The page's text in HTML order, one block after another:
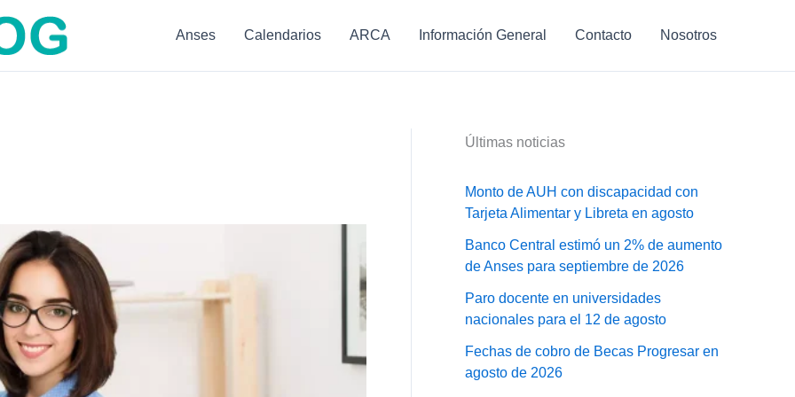
Anses Calendarios ARCA Información General Contacto Nosotros
Últimas noticias
Monto de AUH con discapacidad con
Tarjeta Alimentar y Libreta en agosto
Banco Central estimó un 2% de aumento
de Anses para septiembre de 2026
Paro docente en universidades
nacionales para el 12 de agosto
Fechas de cobro de Becas Progresar en
agosto de 2026